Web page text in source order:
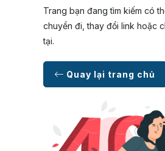
Trang bạn đang tìm kiếm có
chuyển đi, thay đổi link hoặc
tại.
Quay lại trang chủ